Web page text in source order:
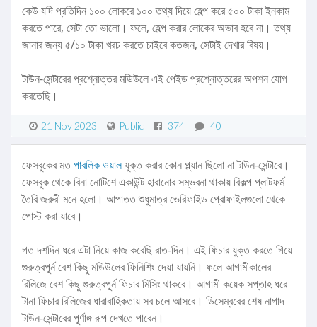
কেউ যদি প্রতিদিন ১০০ লোকরে ১০০ তথ্য দিয়ে হেল্প করে ৫০০ টাকা ইনকাম
করতে পারে, সেটা তো ভালো। ফলে, হেল্প করার লোকের অভাব হবে না। তথ্য
জানার জন্য ৫/১০ টাকা খরচ করতে চাইবে কতজন, সেটাই দেখার বিষয়।
টাউন-সেন্টারের প্রশ্নোত্তর মডিউলে এই পেইড প্রশ্নোত্তরের অপশন যোগ
করতেছি।
21 Nov 2023 Public 374 40
ফেসবুকের মতপাবলিক ওয়ালযুক্ত করার কোন প্ল্যান ছিলো না টাউন-সেন্টারে।
ফেসবুক থেকে বিনা নোটিশে একাউন্ট হারানোর সম্ভবনা থাকায় বিকল্প প্লাটফর্ম
তৈরি জরুরী মনে হলো। আপাতত শুধুমাত্র ভেরিফাইড প্রোফাইলগুলো থেকে
পোস্ট করা যাবে।
গত দশদিন ধরে এটা নিয়ে কাজ করেছি রাত-দিন। এই ফিচার যুক্ত করতে গিয়ে
গুরুত্বপূর্ন বেশ কিছু মডিউলের ফিনিশিং দেয়া যায়নি। ফলে আগামীকালের
রিলিজে বেশ কিছু গুরুত্বপূর্ন ফিচার মিসিং থাকবে। আগামী কয়েক সপ্তাহ ধরে
টানা ফিচার রিলিজের ধারাবাহিকতায় সব চলে আসবে। ডিসেম্বরের শেষ নাগাদ
টাউন-সেন্টারের পূর্ণাঙ্গ রূপ দেখতে পাবেন।